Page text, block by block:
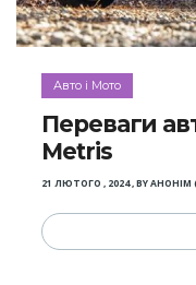
Авто і Мото
Переваги
Metris
21 ЛЮТОГО , 2024,BYАНОНІМ